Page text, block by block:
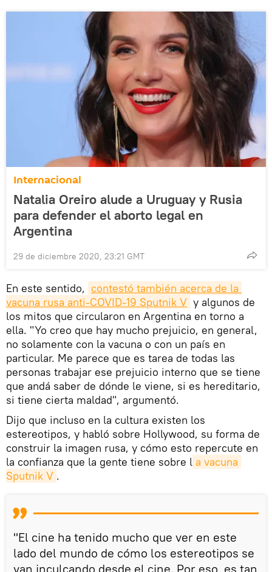
Internacional
Natalia Oreiro alude a Uruguay y Rusia
para defender el aborto legal en
Argentina
29 de diciembre 2020, 23:21 GMT
En este sentido, contestó también acerca de la
vacuna rusa anti-COVID-19 Sputnik V y algunos de
los mitos que circularon en Argentina en torno a
ella. "Yo creo que hay mucho prejuicio, en general,
no solamente con la vacuna o con un país en
particular. Me parece que es tarea de todas las
personas trabajar ese prejuicio interno que se tiene
que andá saber de dónde le viene, si es hereditario,
si tiene cierta maldad", argumentó.
Dijo que incluso en la cultura existen los
estereotipos, y habló sobre Hollywood, su forma de
construir la imagen rusa, y cómo esto repercute en
la confianza que la gente tiene sobre l a vacuna
Sputnik V .
"El cine ha tenido mucho que ver en este
lado del mundo de cómo los estereotipos se
van inculcando desde el cine. Por eso, es tan